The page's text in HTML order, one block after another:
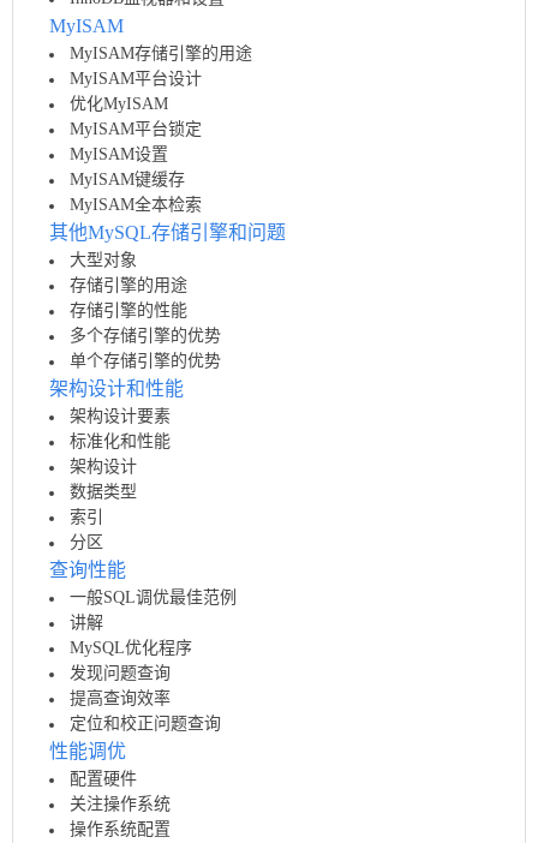
MyISAM
MyISAM存储引擎的用途
MyISAM平台设计
优化MyISAM
MyISAM平台锁定
MyISAM设置
MyISAM键缓存
MyISAM全本检索
其他MySQL存储引擎和问题
大型对象
存储引擎的用途
存储引擎的性能
多个存储引擎的优势
单个存储引擎的优势
架构设计和性能
架构设计要素
标准化和性能
架构设计
数据类型
索引
分区
查询性能
一般SQL调优最佳范例
讲解
MySQL优化程序
发现问题查询
提高查询效率
定位和校正问题查询
性能调优
配置硬件
关注操作系统
操作系统配置